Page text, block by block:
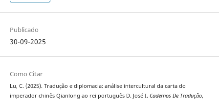
Publicado
30-09-2025
Como Citar
Lu, C. (2025). Tradução e diplomacia: análise intercultural da carta do
imperador chinês Qianlong ao rei português D. José I. Cadernos De Tradução,